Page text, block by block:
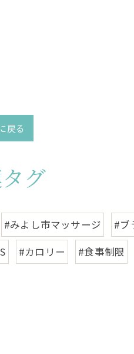
戻る
グ
#みよし市マッサージ #ブ
#カロリー #食事制限